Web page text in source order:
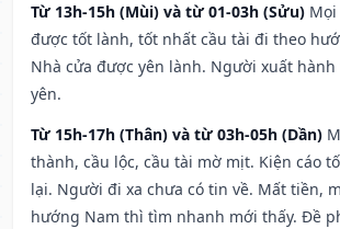
Từ 13h-15h (Mùi) và từ 01-03h (Sửu)
được tốt lành, tốt nhất cầu tài đi theo
Nhà cửa được yên lành. Người xuất
yên.
Từ 15h-17h (Thân) và từ 03h-05h (Dần)
thành, cầu lộc, cầu tài mờ mịt. Kiện cáo
lại. Người đi xa chưa có tin về. Mất tiền,
hướng Nam thì tìm nhanh mới thấy. Đề